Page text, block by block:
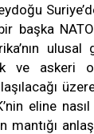
başka
ve askeri
eline